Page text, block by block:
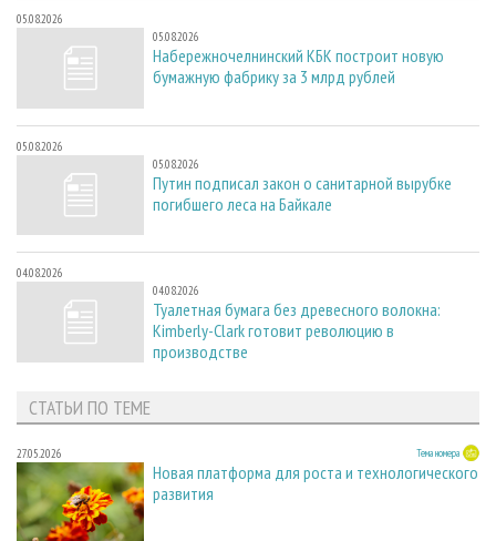
05.08.2026
05.08.2026
Набережночелнинский КБК построит новую
бумажную фабрику за 3 млрд рублей
05.08.2026
05.08.2026
Путин подписал закон о санитарной вырубке
погибшего леса на Байкале
04.08.2026
04.08.2026
Туалетная бумага без древесного волокна:
Kimberly-Clark готовит революцию в
производстве
СТАТЬИ ПО ТЕМЕ
27.05.2026 Тема номера
Новая платформа для роста и технологического
развития